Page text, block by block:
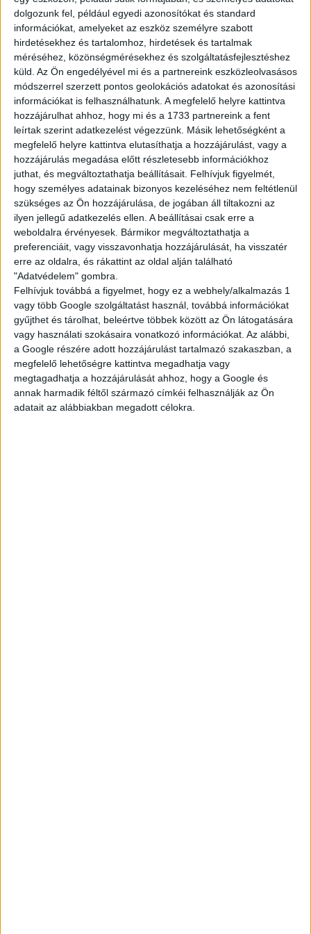
dolgozunk fel, például egyedi azonosítókat és standard
információkat, amelyeket az eszköz személyre szabott
hirdetésekhez és tartalomhoz, hirdetések és tartalmak
méréséhez, közönségmérésekhez és szolgáltatásfejlesztéshez
küld. Az Ön engedélyével mi és a partnereink eszközleolvasásos
módszerrel szerzett pontos geolokációs adatokat és azonosítási
információkat is felhasználhatunk. A megfelelő helyre kattintva
hozzájárulhat ahhoz, hogy mi és a 1733 partnereink a fent
leírtak szerint adatkezelést végezzünk. Másik lehetőségként a
megfelelő helyre kattintva elutasíthatja a hozzájárulást, vagy a
hozzájárulás megadása előtt részletesebb információkhoz
juthat, és megváltoztathatja beállításait. Felhívjuk figyelmét,
hogy személyes adatainak bizonyos kezeléséhez nem feltétlenül
szükséges az Ön hozzájárulása, de jogában áll tiltakozni az
ilyen jellegű adatkezelés ellen. A beállításai csak erre a
weboldalra érvényesek. Bármikor megváltoztathatja a
preferenciáit, vagy visszavonhatja hozzájárulását, ha visszatér
erre az oldalra, és rákattint az oldal alján található
"Adatvédelem" gombra.
Felhívjuk továbbá a figyelmet, hogy ez a webhely/alkalmazás 1
vagy több Google szolgáltatást használ, továbbá információkat
gyűjthet és tárolhat, beleértve többek között az Ön látogatására
vagy használati szokásaira vonatkozó információkat. Az alábbi,
a Google részére adott hozzájárulást tartalmazó szakaszban, a
megfelelő lehetőségre kattintva megadhatja vagy
megtagadhatja a hozzájárulását ahhoz, hogy a Google és
annak harmadik féltől származó címkéi felhasználják az Ön
adatait az alábbiakban megadott célokra.
havi 150 óra felett: 40.000Ft
Amit kínálunk:
Rugalmas, sulihoz igazítható beosztás
Biztos, hosszútávú munkalehetőség
Barátságos, támogató csapat
Fejlődési és előrelépési lehetőség
Multi Job QuickPayen keresztül tudsz kérni fizetési előleget
25%-os kedvezménykártya jár mindenkinek a Starbucks, KFC
és Pizza Hut éttermeknél
Ha itt dolgozol, sosem maradsz éhesen!
A munka mellett a szórakozás is fontos! Folyamatos tréningeken
és csapatépítőkön vehetsz részt.
JELENTKEZÉS
KÉRDÉSED VAN?
KERESD